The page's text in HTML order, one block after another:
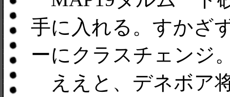
手に入れる。すかざ
ーにクラスチェンジ
ええと、デネボア